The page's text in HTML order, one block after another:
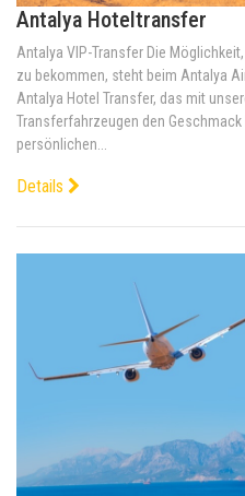
Antalya Hoteltransfer
Antalya VIP-Transfer Die
zu bekommen, steht beim Antalya
Antalya Hotel Transfer, das mit
Transferfahrzeugen den
persönlichen...
Details